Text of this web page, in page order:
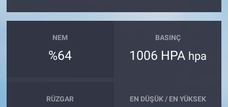
NEM
%64
BASINÇ
1006 HPA hpa
RÜZGAR EN DÜŞÜK / EN YÜKSEK